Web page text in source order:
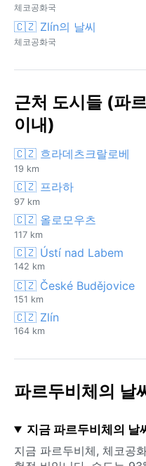
체코공화국
🇨🇿 Zlín의 날씨
체코공화국
근처 도시들 (파
이내)
🇨🇿 흐라데츠크랄로베
19 km
🇨🇿 프라하
97 km
🇨🇿 올로모우츠
117 km
🇨🇿 Ústí nad Labem
142 km
🇨🇿 České Budějovice
151 km
🇨🇿 Zlín
164 km
파르두비체의 날
지금 파르두비체의 날
지금 파르두비체, 체코공